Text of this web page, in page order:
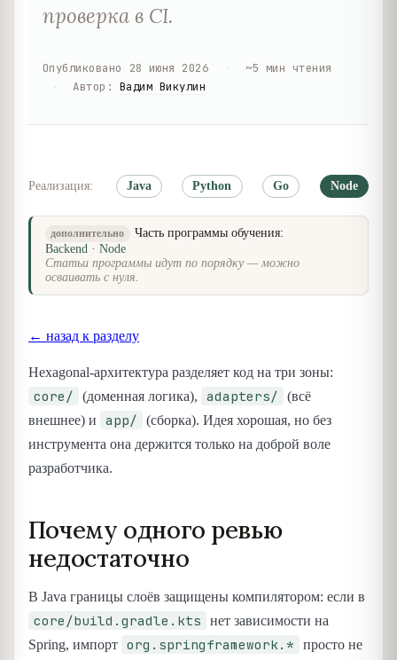
проверка в CI.
Опубликовано 28 июня 2026 ~5 мин чтения
Автор : Вадим Викулин
Реализация: Java Python Go Node
дополнительно
Часть программы обучения:
Backend · Node
Статьи программы идут по порядку — можно
осваивать с нуля.
← назад к разделу
Hexagonal-архитектура разделяет код на три зоны:
core/ (доменная логика), adapters/
(всё
внешнее) и
app/
(сборка). Идея хорошая, но без
инструмента она держится только на доброй воле
разработчика.
Почему одного ревью
недостаточно
В Java границы слоёв защищены компилятором: если в
core/build.gradle.kts
нет зависимости на
Spring, импорт org.springframework.*
просто не